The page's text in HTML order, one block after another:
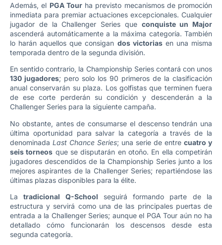
Además, el PGA Tourha previsto mecanismos de promoción
inmediata para premiar actuaciones excepcionales. Cualquier
jugador de la Challenger Series que conquiste un Major
ascenderá automáticamente a la máxima categoría. También
lo harán aquellos que consigan dos victoriasen una misma
temporada dentro de la segunda división.
En sentido contrario, la Championship Series contará con unos
130 jugadores; pero solo los 90 primeros de la clasificación
anual conservarán su plaza. Los golfistas que terminen fuera
de ese corte perderán su condición y descenderán a la
Challenger Series para la siguiente campaña.
No obstante, antes de consumarse el descenso tendrán una
última oportunidad para salvar la categoría a través de la
denominada Last Chance Series; una serie de entre cuatro y
seis torneos que se disputarán en otoño. En ella competirán
jugadores descendidos de la Championship Series junto a los
mejores aspirantes de la Challenger Series; repartiéndose las
últimas plazas disponibles para la élite.
Latradicional Q-School seguirá formando parte de la
estructura y servirá como una de las principales puertas de
entrada a la Challenger Series; aunque el PGA Tour aún no ha
detallado cómo funcionarán los descensos desde esta
segunda categoría.